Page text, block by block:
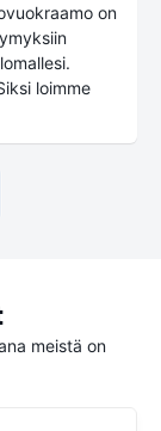
on
loimme
meistä on